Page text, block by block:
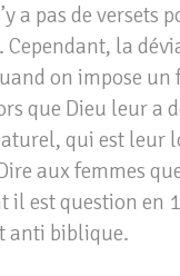
a pas de versets
Cependant, la
on impose un
que Dieu leur a
qui est leur
aux femmes
il est question en
anti biblique.